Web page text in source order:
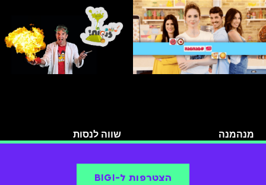
מנהמנה שווה לנסות
הצטרפות ל-BIGI